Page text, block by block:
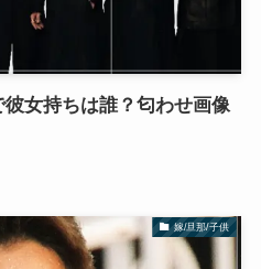
彼女持ちは誰？匂わせ画像
嫁/旦那/子供